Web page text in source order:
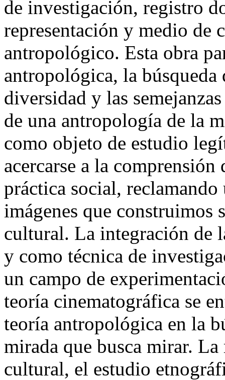
de investigación, registro
representación y medio de
antropológico. Esta obra
antropológica, la
diversidad y las
de una antropología de la
como objeto de estudio
acercarse a la
práctica social,
imágenes que construimos
cultural. La integración de
y como técnica de
un campo de
teoría cinematográfica se
teoría antropológica en la
mirada que busca mirar.
cultural, el estudio